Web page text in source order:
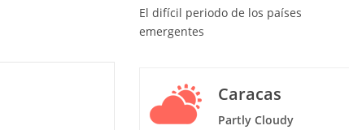
El difícil periodo de los países
emergentes
Caracas
Partly Cloudy